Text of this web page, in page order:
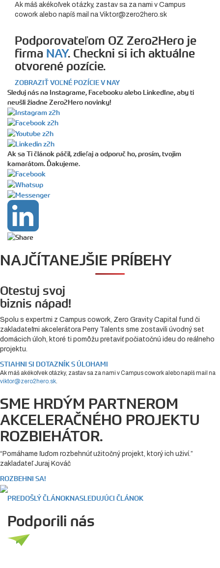
Ak máš akékoľvek otázky, zastav sa za nami v Campus
cowork alebo napíš mail na Viktor@zero2hero.sk
Podporovateľom OZ Zero2Hero je
firma NAY. Checkni si ich aktuálne
otvorené pozície.
ZOBRAZIŤ VOĽNÉ POZÍCIE V NAY
Sleduj nás na Instagrame, Facebooku alebo LinkedIne, aby ti
neušli žiadne Zero2Hero novinky!
Ak sa Ti článok páčil, zdieľaj a odporuč ho, prosím, tvojim
kamarátom. Ďakujeme.
NAJČÍTANEJŠIE PRÍBEHY
Otestuj svoj
biznis nápad!
Spolu s expertmi z Campus cowork, Zero Gravity Capital fund či
zakladateľmi akcelerátora Perry Talents sme zostavili úvodný set
domácich úloh, ktoré ti pomôžu pretaviť počiatočnú ideu do reálneho
projektu.
STIAHNI SI DOTAZNÍK S ÚLOHAMI
Ak máš akékoľvek otázky, zastav sa za nami v Campus cowork alebo napíš mail na
viktor@zero2hero.sk
SME HRDÝM PARTNEROM
AKCELERAČNÉHO PROJEKTU
ROZBIEHÁTOR.
“Pomáhame ľuďom rozbehnúť užitočný projekt, ktorý ich uživí.”
zakladateľ Juraj Kováč
ROZBEHNI SA!
PREDOŠLÝ ČLÁNOKNASLEDUJÚCI ČLÁNOK
Podporili nás